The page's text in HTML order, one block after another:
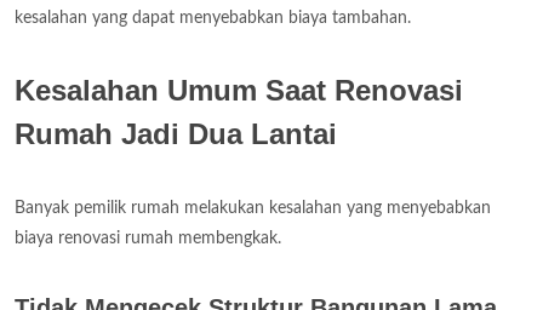
kesalahan yang dapat menyebabkan biaya tambahan.
Kesalahan Umum Saat Renovasi
Rumah Jadi Dua Lantai
Banyak pemilik rumah melakukan kesalahan yang menyebabkan
biaya renovasi rumah membengkak.